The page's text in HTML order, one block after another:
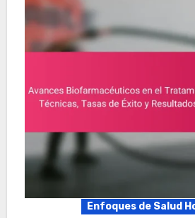
Enfoques de Salud